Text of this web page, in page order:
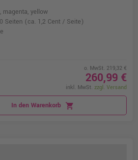
magenta, yellow
Seiten (ca. 1,2 Cent / Seite)
o. MwSt. 219,32 €
260,99 €
inkl. MwSt. zzgl. Versand
In den Warenkorb shopping_cart